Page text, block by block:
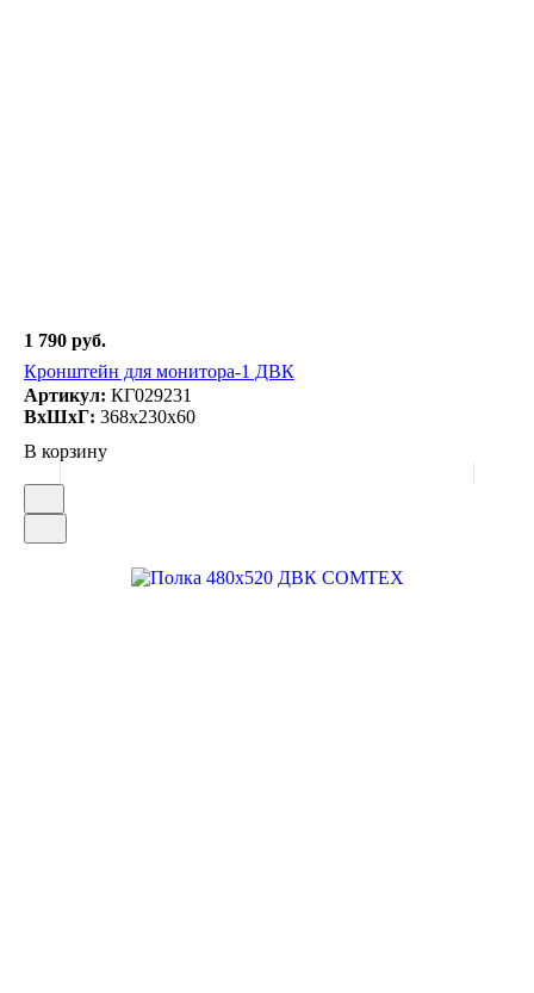
1 790 руб.
Кронштейн для монитора-1 ДВК
Артикул: КГ029231
ВxШxГ: 368x230x60
В корзину